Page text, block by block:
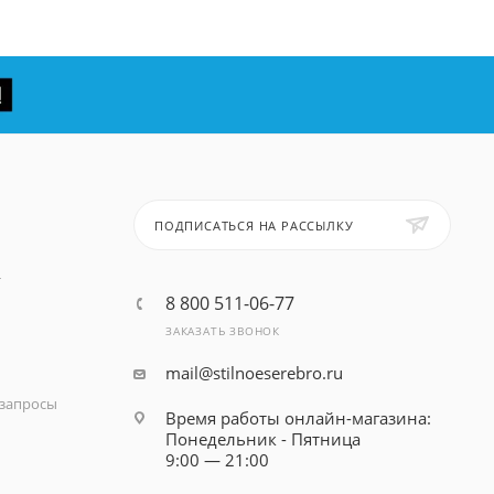
ПОДПИСАТЬСЯ НА РАССЫЛКУ
8 800 511-06-77
ЗАКАЗАТЬ ЗВОНОК
mail@stilnoeserebro.ru
Время работы онлайн-магазина:
Понедельник - Пятница
9:00 — 21:00